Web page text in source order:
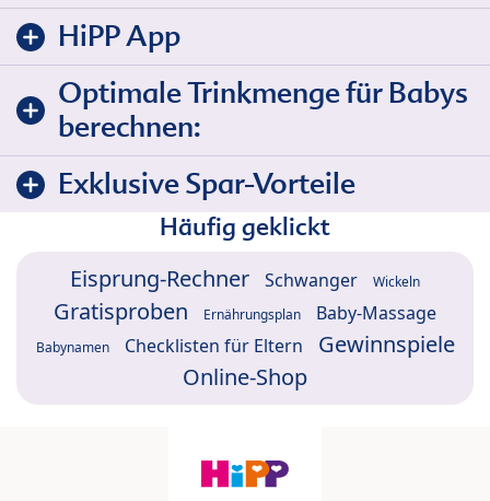
HiPP App
Optimale Trinkmenge für Babys
berechnen:
Exklusive Spar-Vorteile
Häufig geklickt
Eisprung-Rechner Schwanger Wickeln
Gratisproben Ernährungsplan Baby-Massage
Babynamen Checklisten für Eltern
Gewinnspiele
Online-Shop